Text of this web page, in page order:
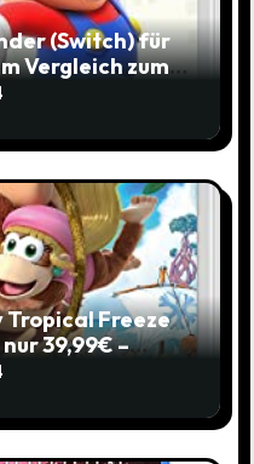
(Switch) für
Vergleich zum
Tropical Freeze
39,99€ –
zum alten Preis!